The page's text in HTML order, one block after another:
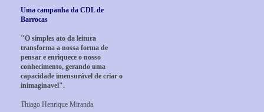
Uma campanha da CDL de
Barrocas
"O simples ato da leitura
transforma a nossa forma de
pensar e enriquece o nosso
conhecimento, gerando uma
capacidade imensurável de criar o
inimaginavel".
Thiago Henrique Miranda